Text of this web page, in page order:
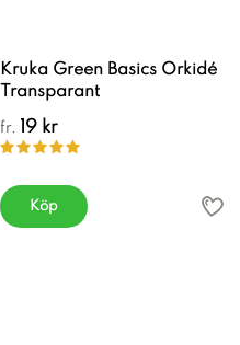
Kruka Green Basics Orkidé
Transparant
fr. 19 kr
Köp